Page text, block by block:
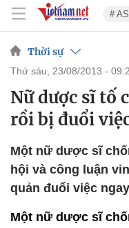
#
Thời sự
thứ sáu, 23/08/2013 -
Nữ dược sĩ tố
rồi bị đuổi
Một nữ dược sĩ
hội và công luận
quản đuổi việc
Một nữ dược sĩ